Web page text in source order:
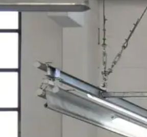
Barrierefreiheit
Barrierefreiheit
Datenschutz
Datenschutz
Impressum